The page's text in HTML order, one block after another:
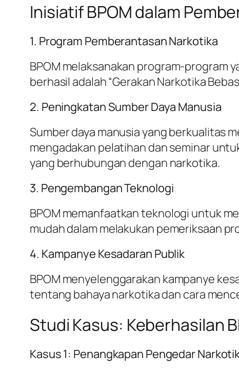
Inisiatif BPOM dalam
1. Program Pemberantasan Narkotika
BPOM melaksanakan program-program
berhasil adalah “Gerakan Narkotika
2. Peningkatan Sumber Daya Manusia
Sumber daya manusia yang berkualitas
mengadakan pelatihan dan seminar
yang berhubungan dengan narkotika.
3. Pengembangan Teknologi
BPOM memanfaatkan teknologi untuk
mudah dalam melakukan pemeriksaan
4. Kampanye Kesadaran Publik
BPOM menyelenggarakan kampanye
tentang bahaya narkotika dan cara
Studi Kasus: Keberhasilan
Kasus 1: Penangkapan Pengedar